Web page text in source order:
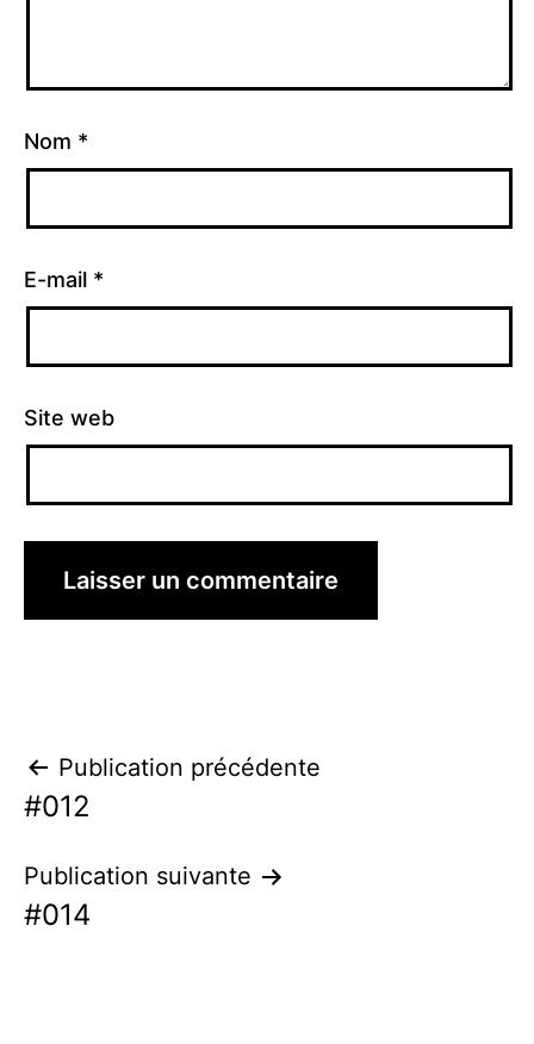
Nom *
E-mail *
Site web
Navigation
de
l’article
Publication précédente
#012
Publication suivante
#014